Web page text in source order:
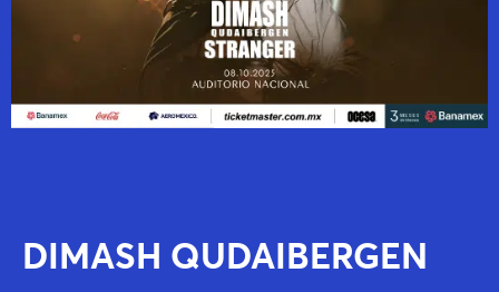
DIMASH QUDAIBERGEN